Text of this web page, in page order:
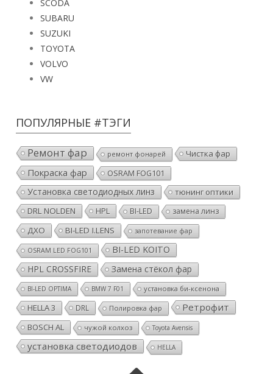
SCODA
SUBARU
SUZUKI
TOYOTA
VOLVO
VW
ПОПУЛЯРНЫЕ #ТЭГИ
Ремонт фар ремонт фонарей Чистка фар
Покраска фар OSRAM FOG101
Установка светодиодных линз
тюнинг оптики
DRL NOLDEN
HPL BI-LED замена линз
ДХО BI-LED I.LENS запотевание фар
OSRAM LED FOG101
BI-LED KOITO
HPL CROSSFIRE
Замена стёкол фар
BI-LED OPTIMA BMW 7 F01 установка би-ксенона
HELLA 3 DRL Полировка фар Ретрофит
BOSCH AL чужой колхоз Toyota Avensis
установка светодиодов HELLA